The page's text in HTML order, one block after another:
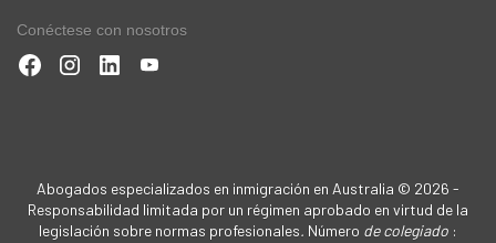
Conéctese con nosotros
Abogados especializados en inmigración en Australia © 2026 -
Responsabilidad limitada por un régimen aprobado en virtud de la
legislación sobre normas profesionales. Número de colegiado :